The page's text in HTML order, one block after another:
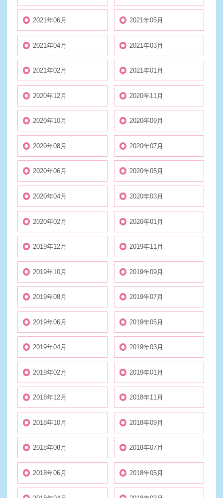
2021年06月 2021年05月
2021年04月 2021年03月
2021年02月 2021年01月
2020年12月 2020年11月
2020年10月 2020年09月
2020年08月 2020年07月
2020年06月 2020年05月
2020年04月 2020年03月
2020年02月 2020年01月
2019年12月 2019年11月
2019年10月 2019年09月
2019年08月 2019年07月
2019年06月 2019年05月
2019年04月 2019年03月
2019年02月 2019年01月
2018年12月 2018年11月
2018年10月 2018年09月
2018年08月 2018年07月
2018年06月 2018年05月